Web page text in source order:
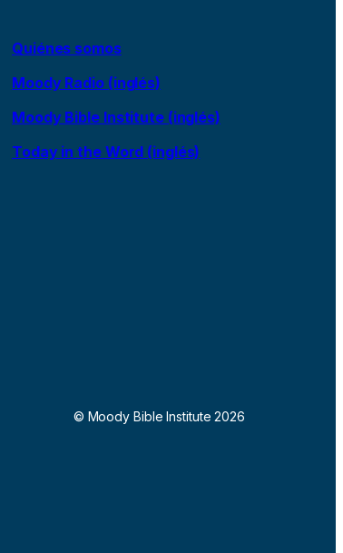
Quiénes somos
Moody Radio (inglés)
Moody Bible Institute (inglés)
Today in the Word (inglés)
© Moody Bible Institute 2026